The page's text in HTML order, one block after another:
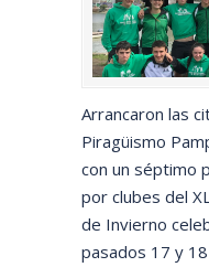
Arrancaron las
Piragüismo
con un séptimo
por clubes del
de Invierno
pasados 17 y